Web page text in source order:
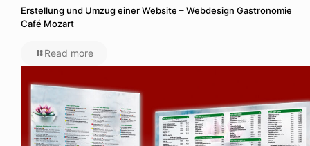
Erstellung und Umzug einer Website – Webdesign Gastronomie
Café Mozart
Read more